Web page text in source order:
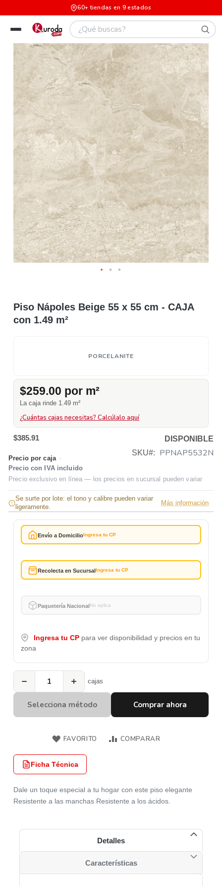
60+ tiendas en 9 estados
Piso Nápoles Beige 55 x 55 cm - CAJA
con 1.49 m²
PORCELANITE
$259.00 por m²
La caja rinde 1.49 m²
¿Cuántas cajas necesitas? Calcúlalo aquí
$385.91
DISPONIBLE
SKU
PPNAP5532N
Precio por caja ·
Precio con IVA incluido
Precio exclusivo en línea — los precios en sucursal pueden variar
Se surte por lote: el tono y calibre pueden variar
ligeramente.
Más información
Envío a DomicilioIngresa tu CP
Recolecta en SucursalIngresa tu CP
Paquetería NacionalNo aplica
Ingresa tu CP para ver disponibilidad y precios en tu
zona
− + cajas
Selecciona método Comprar ahora
FAVORITO COMPARAR
Ficha Técnica
Dale un toque especial a tu hogar con este piso elegante
Resistente a las manchas Resistente a los ácidos.
Detalles
Características